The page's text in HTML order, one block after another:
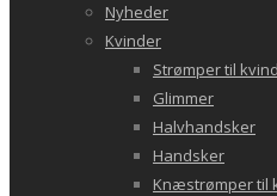
Nyheder
Kvinder
Strømper til
Glimmer
Halvhandsker
Handsker
Knæstrømper til